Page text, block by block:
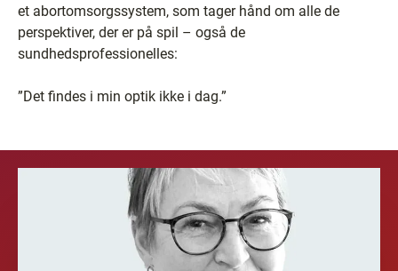
et abortomsorgssystem, som tager hånd om alle de
perspektiver, der er på spil – også de
sundhedsprofessionelles:
”Det findes i min optik ikke i dag.”